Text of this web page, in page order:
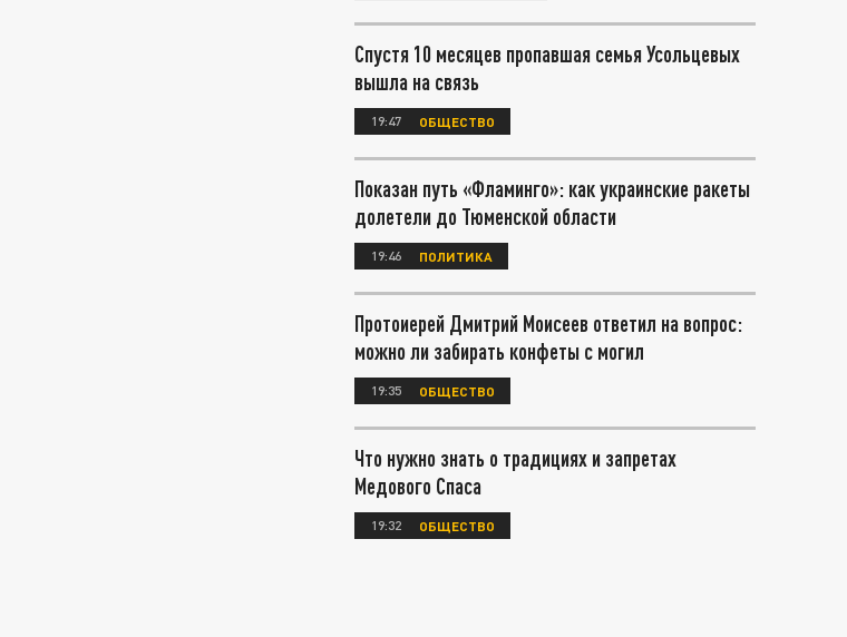
Спустя 10 месяцев пропавшая семья Усольцевых
вышла на связь
19:47 ОБЩЕСТВО
Показан путь «Фламинго»: как украинские ракеты
долетели до Тюменской области
19:46 ПОЛИТИКА
Протоиерей Дмитрий Моисеев ответил на вопрос:
можно ли забирать конфеты с могил
19:35 ОБЩЕСТВО
Что нужно знать о традициях и запретах
Медового Спаса
19:32 ОБЩЕСТВО